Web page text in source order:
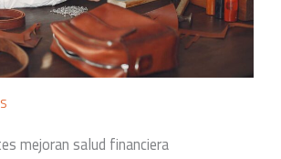
mejoran salud financiera